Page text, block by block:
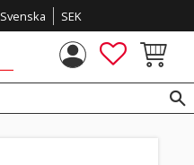
Svenska SEK
FAVORITER